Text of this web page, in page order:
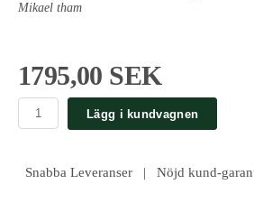
Mikael tham
1795,00 SEK
Lägg i kundvagnen
Snabba Leveranser | Nöjd kund-